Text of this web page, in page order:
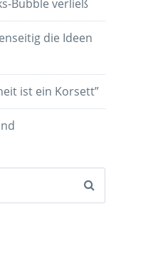
Bubble verließ
die Ideen
ist ein Korsett”